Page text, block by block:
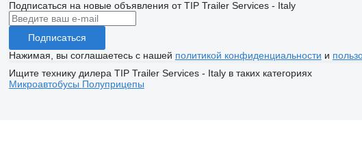
Подписаться на новые объявления от TIP Trailer Services - Italy
Подписаться
Нажимая, вы соглашаетесь с нашей политикой конфиденциальности и
Ищите технику дилера TIP Trailer Services - Italy в таких категориях
Микроавтобусы Полуприцепы